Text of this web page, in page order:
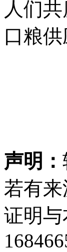
人们
口粮
声明：
若有
证明